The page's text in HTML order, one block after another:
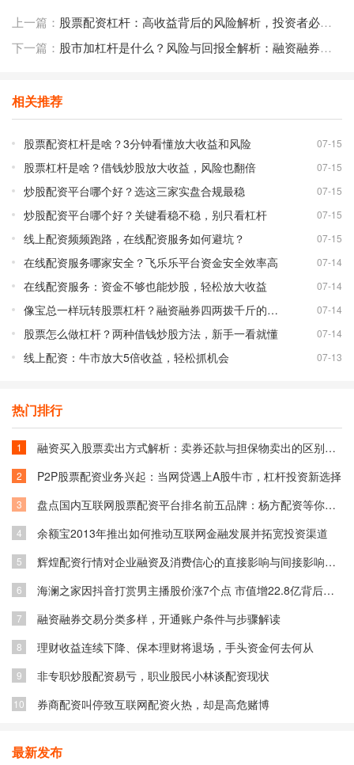
上一篇： 股票配资杠杆：高收益背后的风险解析，投资者必读指南
下一篇： 股市加杠杆是什么？风险与回报全解析：融资融券、杠杆买入卖出详解
相关推荐
股票配资杠杆是啥？3分钟看懂放大收益和风险 07-15
股票杠杆是啥？借钱炒股放大收益，风险也翻倍 07-15
炒股配资平台哪个好？选这三家实盘合规最稳 07-15
炒股配资平台哪个好？关键看稳不稳，别只看杠杆 07-15
线上配资频频跑路，在线配资服务如何避坑？ 07-15
在线配资服务哪家安全？飞乐乐平台资金安全效率高 07-14
在线配资服务：资金不够也能炒股，轻松放大收益 07-14
像宝总一样玩转股票杠杆？融资融券四两拨千斤的秘密 07-14
股票怎么做杠杆？两种借钱炒股方法，新手一看就懂 07-14
线上配资：牛市放大5倍收益，轻松抓机会 07-13
热门排行
1 融资买入股票卖出方式解析：卖券还款与担保物卖出的区别与选择
2 P2P股票配资业务兴起：当网贷遇上A股牛市，杠杆投资新选择
3 盘点国内互联网股票配资平台排名前五品牌：杨方配资等你了解
4 余额宝2013年推出如何推动互联网金融发展并拓宽投资渠道
5 辉煌配资行情对企业融资及消费信心的直接影响与间接影响分析
6 海澜之家因抖音打赏男主播股价涨7个点 市值增22.8亿背后原因
7 融资融券交易分类多样，开通账户条件与步骤解读
8 理财收益连续下降、保本理财将退场，手头资金何去何从
9 非专职炒股配资易亏，职业股民小林谈配资现状
10 券商配资叫停致互联网配资火热，却是高危赌博
最新发布